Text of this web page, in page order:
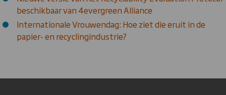
beschikbaar van 4evergreen Alliance
Internationale Vrouwendag: Hoe ziet die eruit in de
papier- en recyclingindustrie?